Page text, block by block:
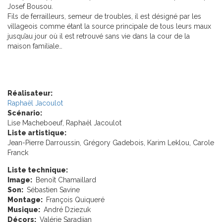
Josef Bousou.
Fils de ferrailleurs, semeur de troubles, il est désigné par les
villageois comme étant la source principale de tous leurs maux
jusqu’au jour où il est retrouvé sans vie dans la cour de la
maison familiale…
Réalisateur:
Raphaël Jacoulot
Scénario:
Lise Macheboeuf, Raphaël Jacoulot
Liste artistique:
Jean-Pierre Darroussin, Grégory Gadebois, Karim Leklou, Carole
Franck
Liste technique:
Image: Benoît Chamaillard
Son: Sébastien Savine
Montage: François Quiqueré
Musique: André Dziezuk
Décors: Valérie Saradjian